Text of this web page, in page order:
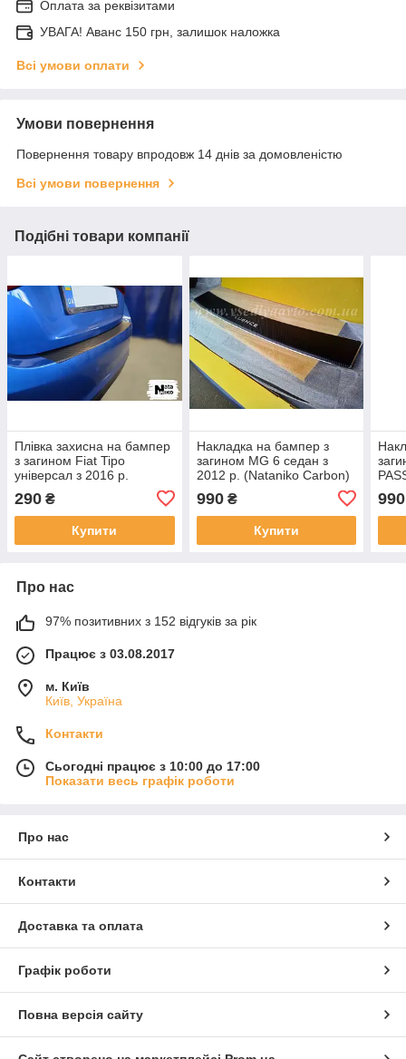
Оплата за реквізитами
УВАГА! Аванс 150 грн, залишок наложка
Всі умови оплати
Умови повернення
Повернення товару впродовж 14 днів за домовленістю
Всі умови повернення
Подібні товари компанії
Плівка захисна на бампер
з загином Fiat Tipo
універсал з 2016 р.
290 ₴
Купити
Накладка на бампер з
загином MG 6 седан з
2012 р. (Nataniko Carbon)
990₴
Купити
990
Про нас
97% позитивних з 152 відгуків за рік
Працює з 03.08.2017
м. Київ
Київ, Україна
Контакти
Сьогодні працює з 10:00 до 17:00
Показати весь графік роботи
Про нас
Контакти
Доставка та оплата
Графік роботи
Повна версія сайту